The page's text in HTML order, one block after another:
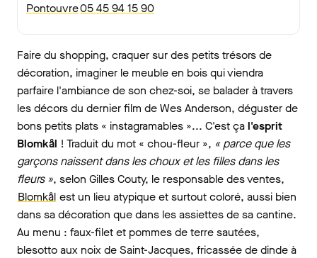
Pontouvre05 45 94 15 90
Faire du shopping, craquer sur des petits trésors de
décoration, imaginer le meuble en bois qui viendra
parfaire l'ambiance de son chez-soi, se balader à travers
les décors du dernier film de Wes Anderson, déguster de
bons petits plats « instagramables »... C'est çal'esprit
Blomkål ! Traduit du mot « chou-fleur », « parce que les
garçons naissent dans les choux et les filles dans les
fleurs », selon Gilles Couty, le responsable des ventes,
Blomkål est un lieu atypique et surtout coloré, aussi bien
dans sa décoration que dans les assiettes de sa cantine.
Au menu : faux-filet et pommes de terre sautées,
blesotto aux noix de Saint-Jacques, fricassée de dinde à